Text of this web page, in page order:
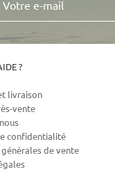
?
livraison
vente
confidentialité
de vente